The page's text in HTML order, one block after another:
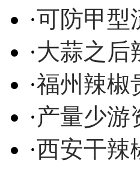
·可防甲型
·大蒜之后
·福州辣椒
·产量少游
·西安干辣